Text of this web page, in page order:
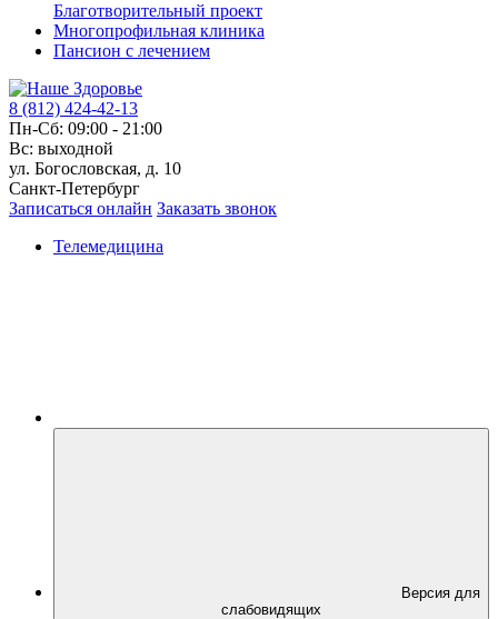
Благотворительный проект
Многопрофильная клиника
Пансион с лечением
8 (812) 424-42-13
Пн-Сб: 09:00 - 21:00
Вс: выходной
ул. Богословская, д. 10
Санкт-Петербург
Записаться онлайн Заказать звонок
Телемедицина
Версия для
слабовидящих